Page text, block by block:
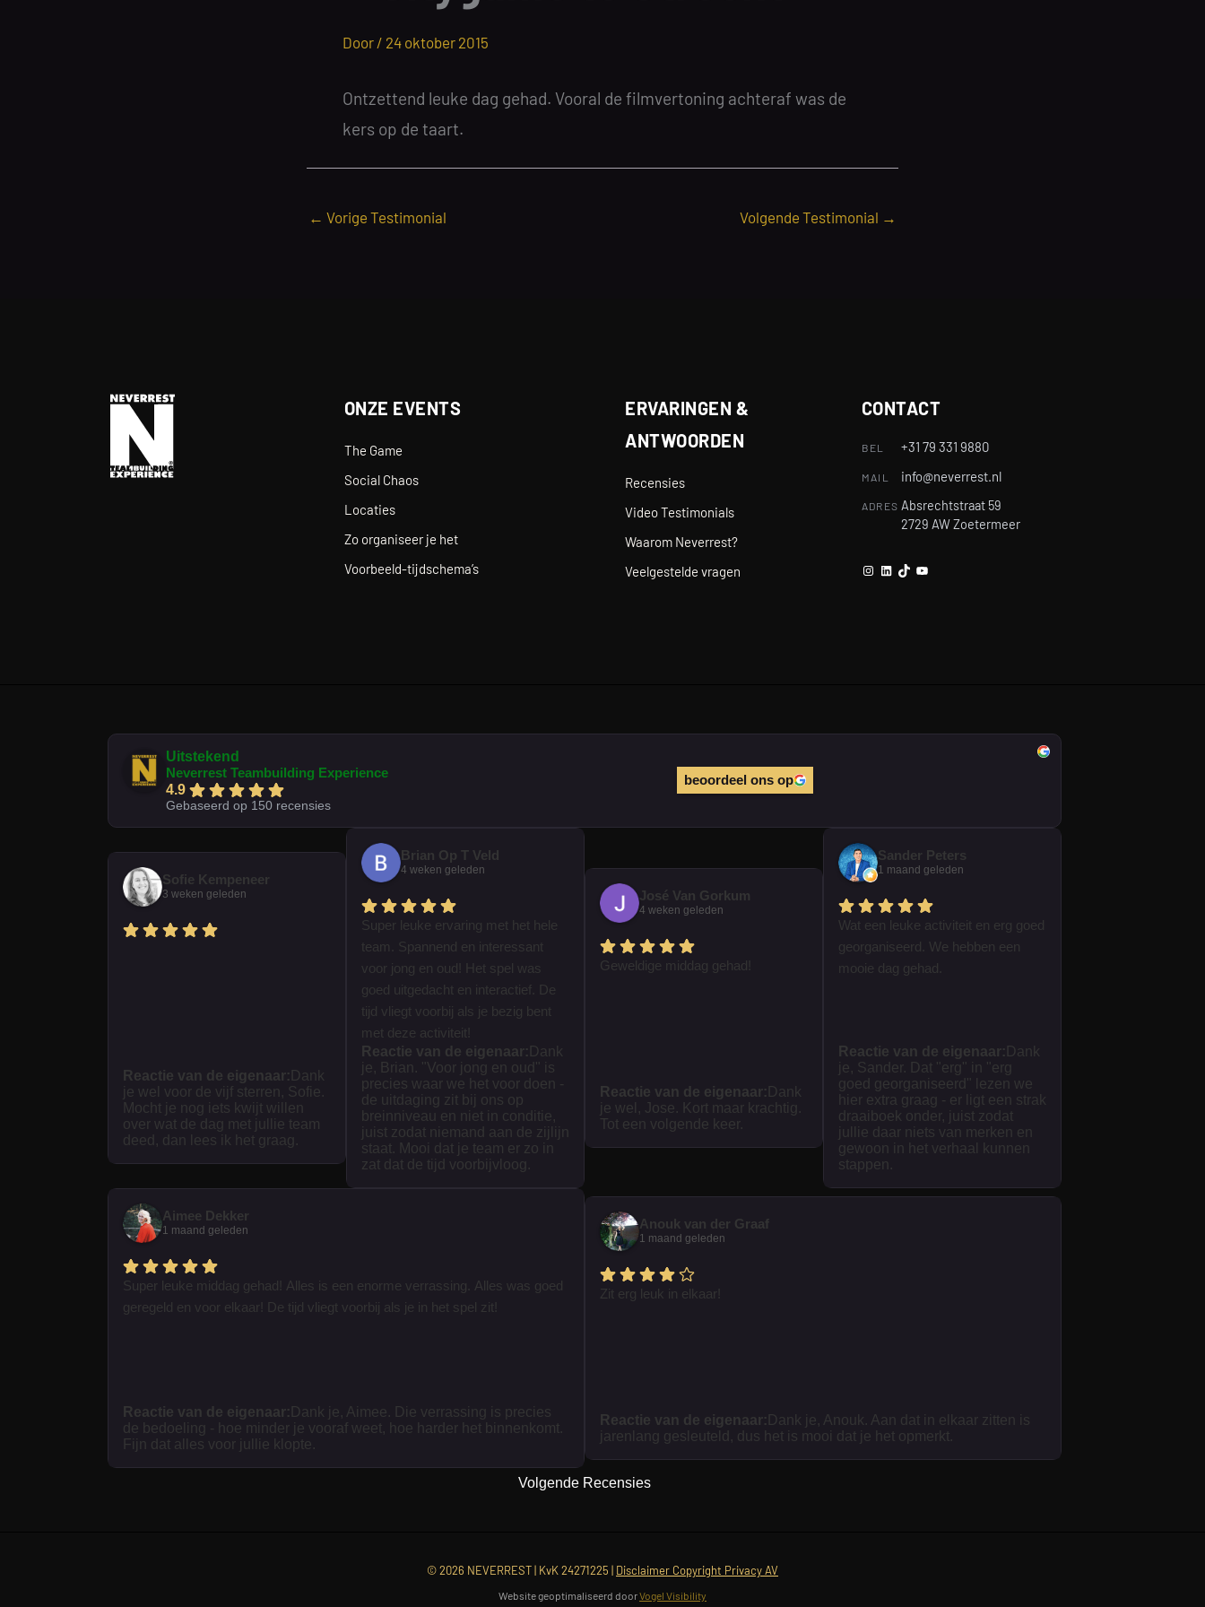
Door / 24 oktober 2015
Ontzettend leuke dag gehad. Vooral de filmvertoning achteraf was de
kers op de taart.
← Vorige Testimonial Volgende Testimonial →
ONZE EVENTS
The Game
Social Chaos
Locaties
Zo organiseer je het
Voorbeeld-tijdschema’s
ERVARINGEN &
ANTWOORDEN
Recensies
Video Testimonials
Waarom Neverrest?
Veelgestelde vragen
CONTACT
BEL +31 79 331 9880
MAIL info@neverrest.nl
ADRES Absrechtstraat 59
2729 AW Zoetermeer
Instagram
LinkedIn
TikTokYouTube
Uitstekend
Neverrest Teambuilding Experience
4.9
Gebaseerd op 150 recensies
beoordeel ons op
Sofie Kempeneer
3 weken geleden
Reactie van de eigenaar: Dank
je wel voor de vijf sterren, Sofie.
Mocht je nog iets kwijt willen
over wat de dag met jullie team
deed, dan lees ik het graag.
Brian Op T Veld
4 weken geleden
Super leuke ervaring met het hele
team. Spannend en interessant
voor jong en oud! Het spel was
goed uitgedacht en interactief. De
tijd vliegt voorbij als je bezig bent
met deze activiteit!
Reactie van de eigenaar: Dank
je, Brian. "Voor jong en oud" is
precies waar we het voor doen -
de uitdaging zit bij ons op
breinniveau en niet in conditie,
juist zodat niemand aan de zijlijn
staat. Mooi dat je team er zo in
zat dat de tijd voorbijvloog.
José Van Gorkum
4 weken geleden
Geweldige middag gehad!
Reactie van de eigenaar: Dank
je wel, Jose. Kort maar krachtig.
Tot een volgende keer.
Sander Peters
1 maand geleden
Wat een leuke activiteit en erg goed
georganiseerd. We hebben een
mooie dag gehad.
Reactie van de eigenaar: Dank
je, Sander. Dat "erg" in "erg
goed georganiseerd" lezen we
hier extra graag - er ligt een strak
draaiboek onder, juist zodat
jullie daar niets van merken en
gewoon in het verhaal kunnen
stappen.
Aimee Dekker
1 maand geleden
Super leuke middag gehad! Alles is een enorme verrassing. Alles was goed
geregeld en voor elkaar! De tijd vliegt voorbij als je in het spel zit!
Reactie van de eigenaar: Dank je, Aimee. Die verrassing is precies
de bedoeling - hoe minder je vooraf weet, hoe harder het binnenkomt.
Fijn dat alles voor jullie klopte.
Anouk van der Graaf
1 maand geleden
Zit erg leuk in elkaar!
Reactie van de eigenaar: Dank je, Anouk. Aan dat in elkaar zitten is
jarenlang gesleuteld, dus het is mooi dat je het opmerkt.
Volgende Recensies
© 2026 NEVERREST | KvK 24271225 | Disclaimer Copyright Privacy AV
Website geoptimaliseerd doorVogel Visibility